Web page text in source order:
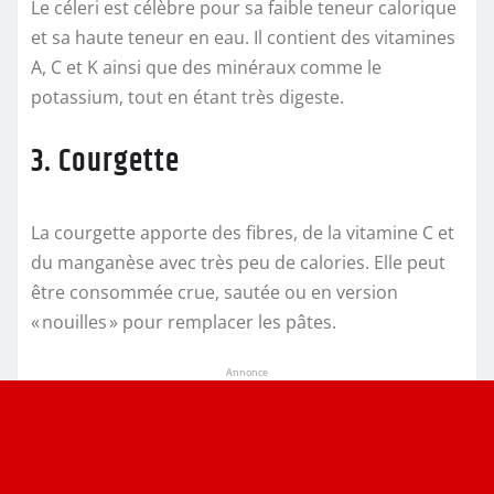
Le céleri est célèbre pour sa faible teneur calorique
et sa haute teneur en eau. Il contient des vitamines
A, C et K ainsi que des minéraux comme le
potassium, tout en étant très digeste.
3. Courgette
La courgette apporte des fibres, de la vitamine C et
du manganèse avec très peu de calories. Elle peut
être consommée crue, sautée ou en version
« nouilles » pour remplacer les pâtes.
Annonce